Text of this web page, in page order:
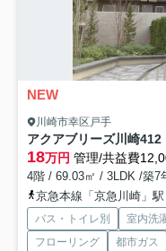
NEW
川崎市幸区戸手
アクアブリーズ川崎412
18万円 管理/共益費
4階 / 69.03㎡ / 3LDK /築7
京急本線「京急川崎」
バス・トイレ別 室内洗
フローリング
都市ガス